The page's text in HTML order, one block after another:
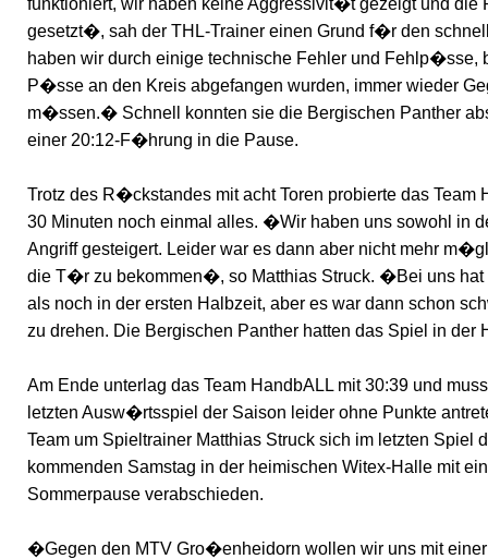
gesetzt�, sah der THL-Trainer einen Grund f�r den
haben wir durch einige technische Fehler und Fehlp�sse,
P�sse an den Kreis abgefangen wurden, immer wieder
m�ssen.� Schnell konnten sie die Bergischen Panther
einer 20:12-F�hrung in die Pause.
Trotz des R�ckstandes mit acht Toren probierte das Team
30 Minuten noch einmal alles. �Wir haben uns sowohl in
Angriff gesteigert. Leider war es dann aber nicht mehr
die T�r zu bekommen�, so Matthias Struck. �Bei uns hat
als noch in der ersten Halbzeit, aber es war dann schon
zu drehen. Die Bergischen Panther hatten das Spiel in der
Am Ende unterlag das Team HandbALL mit 30:39 und
letzten Ausw�rtsspiel der Saison leider ohne Punkte
Team um Spieltrainer Matthias Struck sich im letzten Spiel
kommenden Samstag in der heimischen Witex-Halle mit
Sommerpause verabschieden.
�Gegen den MTV Gro�enheidorn wollen wir uns mit